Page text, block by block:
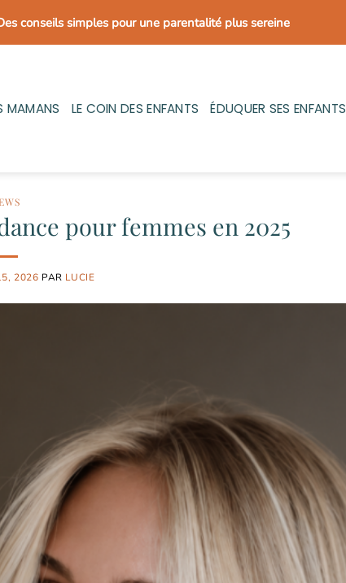
conseils simples pour une parentalité plus sereine
MAMANS LE COIN DES ENFANTS ÉDUQUER SES ENFANTS
pour femmes en 2025
2026 PAR LUCIE